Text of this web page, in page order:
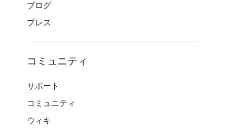
ブログ
プレス
コミュニティ
サポート
コミュニティ
ウィキ